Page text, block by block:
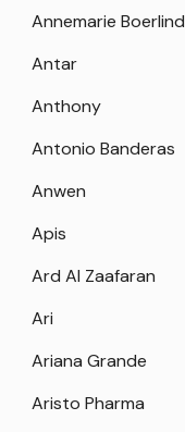
Annemarie Boerlind
Antar
Anthony
Antonio Banderas
Anwen
Apis
Ard Al Zaafaran
Ari
Ariana Grande
Aristo Pharma